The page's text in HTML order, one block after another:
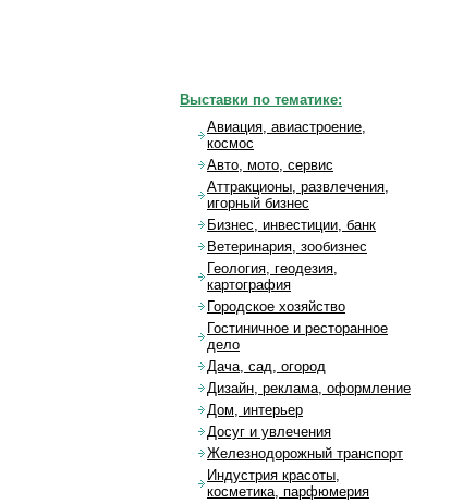
Выставки по тематике:
Авиация, авиастроение,
космос
Авто, мото, сервис
Аттракционы, развлечения,
игорный бизнес
Бизнес, инвестиции, банк
Ветеринария, зообизнес
Геология, геодезия,
картография
Городское хозяйство
Гостиничное и ресторанное
дело
Дача, сад, огород
Дизайн, реклама, оформление
Дом, интерьер
Досуг и увлечения
Железнодорожный транспорт
Индустрия красоты,
косметика, парфюмерия